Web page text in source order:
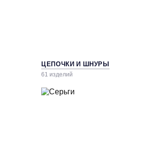
ЦЕПОЧКИ И ШНУРЫ
61 изделий